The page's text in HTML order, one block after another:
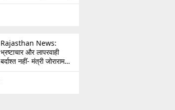
Rajasthan News:
भ्रष्टाचार और लापरवाही
बर्दाश्त नहीं- मंत्री जोराराम
कुमावत ने शहरी सेवा शिविर में